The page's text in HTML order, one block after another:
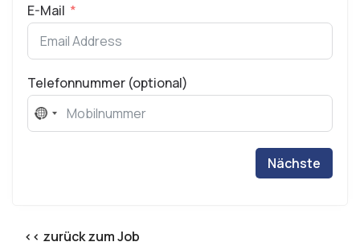
<< zurück zum Job
E-Mail
Telefonnummer (optional)
No
Nächste